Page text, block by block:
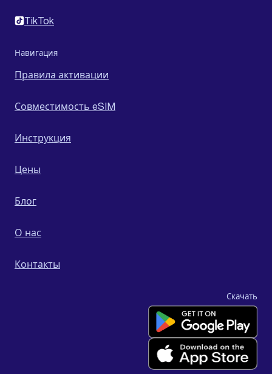
TikTok
Навигация
Правила активации
Совместимость eSIM
Инструкция
Цены
Блог
О нас
Контакты
Скачать